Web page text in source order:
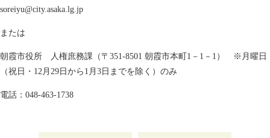
soreiyu@city.asaka.lg.jp
または
朝霞市役所 人権庶務課（〒351-8501 朝霞市本町1－1－1） ※月曜日
（祝日・12月29日から1月3日までを除く）のみ
電話：048-463-1738